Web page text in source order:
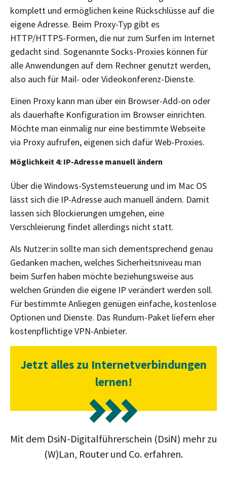
komplett und ermöglichen keine Rückschlüsse auf die
eigene Adresse. Beim Proxy-Typ gibt es
HTTP/HTTPS-Formen, die nur zum Surfen im Internet
gedacht sind. Sogenannte Socks-Proxies können für
alle Anwendungen auf dem Rechner genutzt werden,
also auch für Mail- oder Videokonferenz-Dienste.
Einen Proxy kann man über ein Browser-Add-on oder
als dauerhafte Konfiguration im Browser einrichten.
Möchte man einmalig nur eine bestimmte Webseite
via Proxy aufrufen, eigenen sich dafür Web-Proxies.
Möglichkeit 4: IP-Adresse manuell ändern
Über die Windows-Systemsteuerung und im Mac OS
lässt sich die IP-Adresse auch manuell ändern. Damit
lassen sich Blockierungen umgehen, eine
Verschleierung findet allerdings nicht statt.
Als Nutzer:in sollte man sich dementsprechend genau
Gedanken machen, welches Sicherheitsniveau man
beim Surfen haben möchte beziehungsweise aus
welchen Gründen die eigene IP verändert werden soll.
Für bestimmte Anliegen genügen einfache, kostenlose
Optionen und Dienste. Das Rundum-Paket liefern eher
kostenpflichtige VPN-Anbieter.
Jetzt alles zu Internetverbindungen
lernen!
Mit dem DsiN-Digitalführerschein (DsiN) mehr zu
(W)Lan, Router und Co. erfahren.